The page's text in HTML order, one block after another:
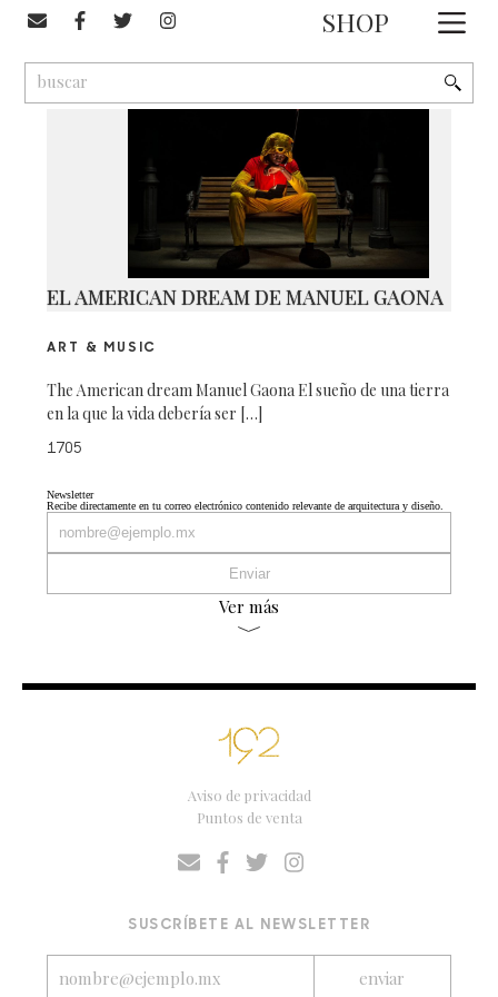
SHOP
EL AMERICAN DREAM DE MANUEL GAONA
ART & MUSIC
The American dream Manuel Gaona El sueño de una tierra
en la que la vida debería ser […]
1705
Newsletter
Recibe directamente en tu correo electrónico contenido relevante de arquitectura y diseño.
Ver más
Aviso de privacidad
Puntos de venta
SUSCRÍBETE AL NEWSLETTER